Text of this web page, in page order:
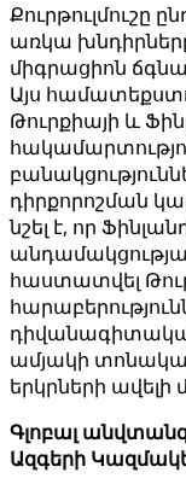
Քուրթուլմուշը
առկա
միգրացիոն
Այս
Թուրքիայի և
դիրքորոշման
նշել է, որ
հաստատվել
ամյակի
երկրների ավելի
Գլոբալ
Ազգերի